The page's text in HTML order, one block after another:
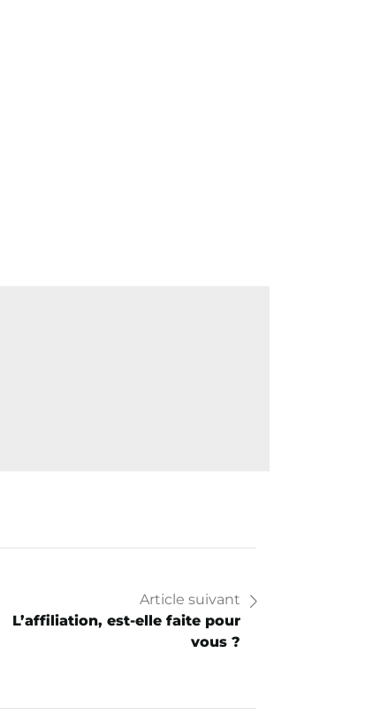
Article suivant
L’affiliation, est-elle faite pour
vous ?